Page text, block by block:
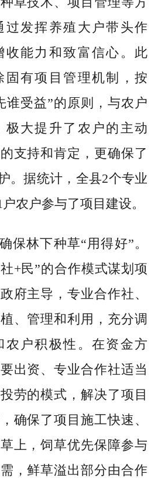
过发挥养殖大户带头作
收能力和致富信心。此
固有项目管理机制，按
谁受益”的原则，与农户
极大提升了农户的主动
支持和肯定，更确保了
。据统计，全县2个专业
农户参与了项目建设。
保林下种草“用得好”。
+民”的合作模式谋划项
府主导，专业合作社、
、管理和利用，充分调
农户积极性。在资金方
出资、专业合作社适当
劳的模式，解决了项目
确保了项目施工快速、
上，饲草优先保障参与
，鲜草溢出部分由合作